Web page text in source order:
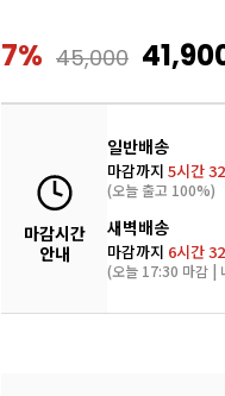
7% 45,000
마감시간
안내
일반배송
마감까지 5시간
(오늘 출고 100%)
새벽배송
마감까지 6시간
(오늘 17:30 마감 |